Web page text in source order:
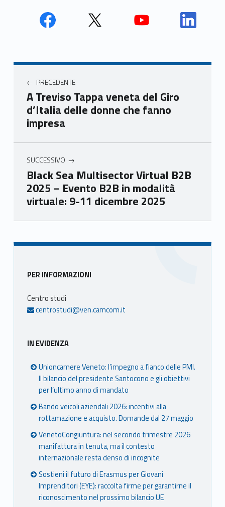
Unio
mer
e
Ven
eto
Unio
e
Ven
Unio
e
Ven
Unio
Navigazione articoli
PRECEDENTE
A Treviso Tappa veneta del Giro
d’Italia delle donne che fanno
impresa
SUCCESSIVO
Black Sea Multisector Virtual B2B
2025 – Evento B2B in modalità
virtuale: 9-11 dicembre 2025
Skip back to main navigation
Sidebar
PER INFORMAZIONI
Centro studi
centrostudi@ven.camcom.it
IN EVIDENZA
Unioncamere Veneto: l’impegno a fianco delle PMI.
Il bilancio del presidente Santocono e gli obiettivi
per l’ultimo anno di mandato
Bando veicoli aziendali 2026: incentivi alla
rottamazione e acquisto. Domande dal 27 maggio
VenetoCongiuntura: nel secondo trimestre 2026
manifattura in tenuta, ma il contesto
internazionale resta denso di incognite
Sostieni il futuro di Erasmus per Giovani
Imprenditori (EYE): raccolta firme per garantirne il
riconoscimento nel prossimo bilancio UE